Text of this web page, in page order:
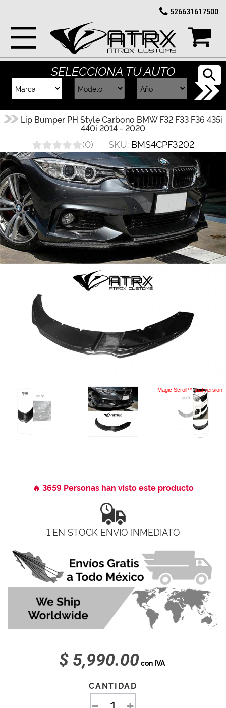
Marcas
Reputación
Cotizador
Contacto
526631617500
SELECCIONA TU AUTO
Lip Bumper PH Style Carbono BMW F32 F33 F36 435i
440i 2014 - 2020
(0) SKU: BMS4CPF3202
Magic Scroll™ trial version
🔥 3659 Personas han visto este producto
1 EN STOCK ENVIO INMEDIATO
$ 5,990.00con IVA
CANTIDAD